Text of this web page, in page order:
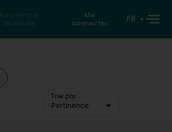
Recherche
inversée
Me
connecter
FR
Trier par
Pertinence